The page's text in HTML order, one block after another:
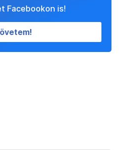
Facebookon is!